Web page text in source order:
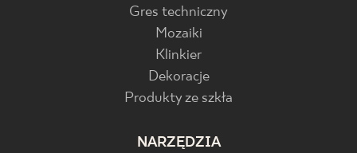
Gres techniczny
Mozaiki
Klinkier
Dekoracje
Produkty ze szkła
NARZĘDZIA